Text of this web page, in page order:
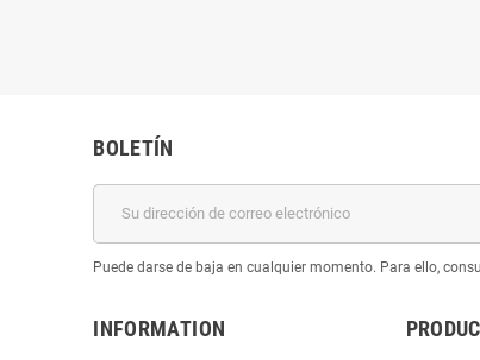
BOLETÍN
Puede darse de baja en cualquier momento. Para ello,
INFORMATION